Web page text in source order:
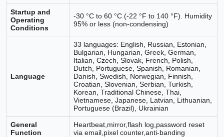
Startup and
Operating
Conditions
-30 °C to 60 °C (-22 °F to 140 °F). Humidity
95% or less (non-condensing)
Language
33 languages: English, Russian, Estonian,
Bulgarian, Hungarian, Greek, German,
Italian, Czech, Slovak, French, Polish,
Dutch, Portuguese, Spanish, Romanian,
Danish, Swedish, Norwegian, Finnish,
Croatian, Slovenian, Serbian, Turkish,
Korean, Traditional Chinese, Thai,
Vietnamese, Japanese, Latvian, Lithuanian,
Portuguese (Brazil), Ukrainian
General
Function
Heartbeat,mirror,flash log,password reset
via email,pixel counter,anti-banding